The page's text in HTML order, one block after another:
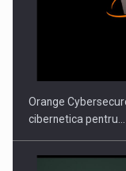
ROOTED IN
Orange
cibernetica pentru…